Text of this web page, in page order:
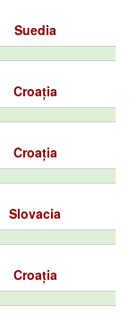
Suedia
Croația
Croația
Slovacia
Croația